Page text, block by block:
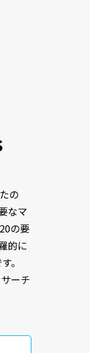
の
なマ
の要
的に
。
ーチ